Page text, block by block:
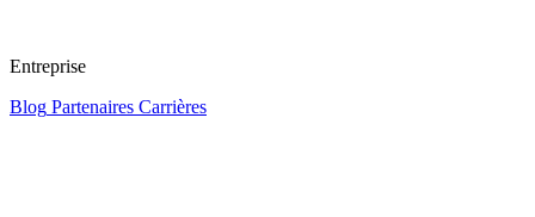
Entreprise
Blog Partenaires Carrières